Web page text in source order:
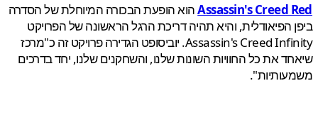
Assassin's Creedהוא הופעת הבכורה המיוחלת של הסדרה
הפיאודלית, והיא תהיה דריכת הרגל הראשונה של הפרויקט
Assassin's Creed Infinity. יוביסופט הגדירה פרויקט זה כ"מרכז
את כל החוויות השונות שלנו, והשחקנים שלנו, יחד בדרכים